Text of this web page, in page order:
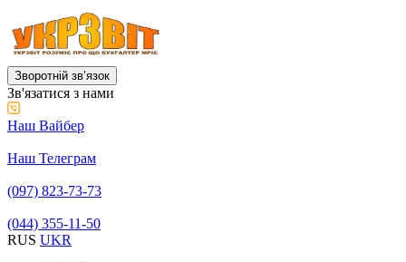
Зворотній звʼязок
Зв'язатися з нами
Наш Вайбер
Наш Телеграм
(097) 823-73-73
(044) 355-11-50
RUS UKR